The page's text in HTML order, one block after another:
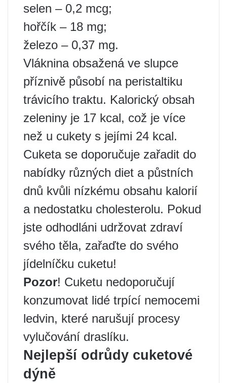
selen – 0,2 mcg;
hořčík – 18 mg;
železo – 0,37 mg.
Vláknina obsažená ve slupce
příznivě působí na peristaltiku
trávicího traktu. Kalorický obsah
zeleniny je 17 kcal, což je více
než u cukety s jejími 24 kcal.
Cuketa se doporučuje zařadit do
nabídky různých diet a půstních
dnů kvůli nízkému obsahu kalorií
a nedostatku cholesterolu. Pokud
jste odhodláni udržovat zdraví
svého těla, zařaďte do svého
jídelníčku cuketu!
Pozor! Cuketu nedoporučují
konzumovat lidé trpící nemocemi
ledvin, které narušují procesy
vylučování draslíku.
Nejlepší odrůdy cuketové
dýně